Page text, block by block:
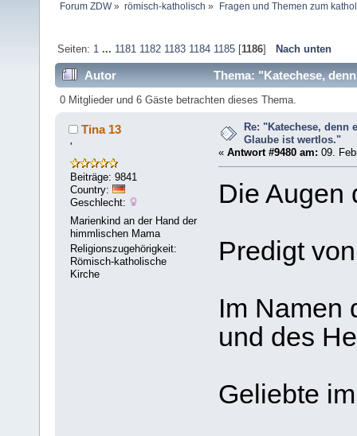
Forum ZDW» römisch-katholisch » Fragen und Themen zum
Seiten: 1 ... 1181 1182 1183 1184 1185[1186] Nach unten
Autor Thema: "Katechese,
0 Mitglieder und 6 Gäste betrachten dieses Thema.
Tina 13
'
Beiträge: 9841
Country:
Geschlecht:
Marienkind an der Hand der
himmlischen Mama
Religionszugehörigkeit:
Römisch-katholische
Kirche
Re: "Katechese, denn
Glaube ist wertlos."
« Antwort #9480 am: 09.
Die Augen
Predigt
Im Namen
und des
Geliebte